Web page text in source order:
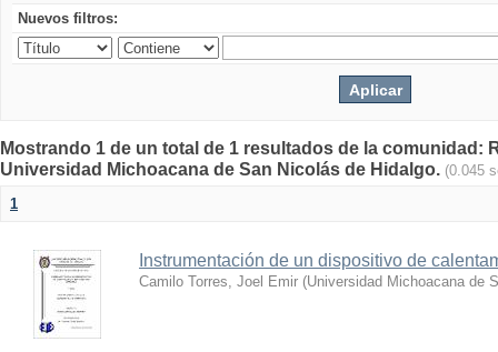
Nuevos filtros:
Mostrando 1 de un total de 1 resultados de la comunidad:
Universidad Michoacana de San Nicolás de Hidalgo. (0.045
1
Instrumentación de un dispositivo de
Camilo Torres, Joel Emir (Universidad Michoacana de